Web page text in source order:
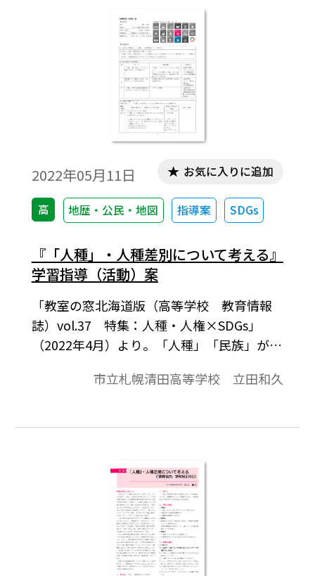
ぞれの職業を推測することにより、自身の
ステレオタイプ的な見方に気付きます。そし
て、「奴隷貿易の開始」「KKKの活動」
「公民権運動」といったカードに書かれた
情報をもとに、グループごとにクイズをつ
くります。他のグループがそれらに対する正
解を考え、クラス全体で共有しながら人種
差別に対する理解を深めていきます。また、
紙ボールを自席から箱に投げ入れるゲーム
を通じて、特権をもつ人は特権をもたない
人に関心を向けにくいことを実感します。
2022年05月11日
高 地歴・公民・地図 指導案 SDGs
お気に入りに追加
『「人種」・人種差別について考える』
学習指導（活動）案
「教室の窓北海道版（高等学校 教育情報
誌）vol.37 特集：人種・人権×SDGs」
（2022年4月）より。「人種」「民族」が社
たうえで、無意識にもっている偏見に気付
いかを考える。
市立札幌清田高等学校 立田和久